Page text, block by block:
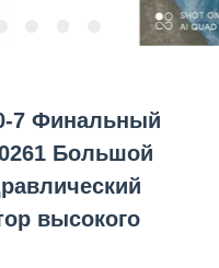
7 Финальный
Большой
высокого